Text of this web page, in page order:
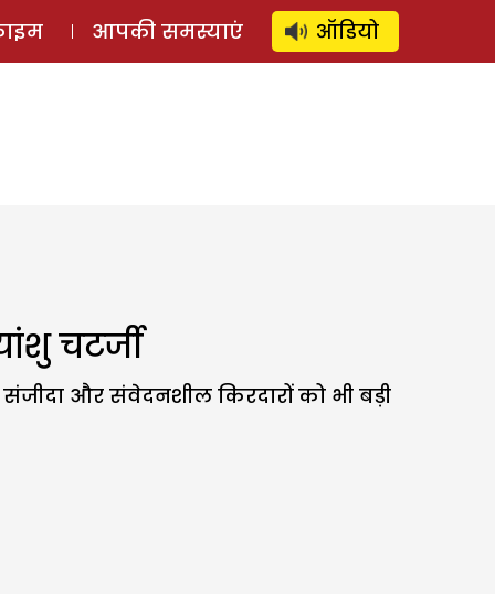
लॉग इन ⚲ SUBSCRIBE
आपकी समस्याएं ऑडियो
चटर्जी
संजीदा और संवेदनशील किरदारों को भी बड़ी